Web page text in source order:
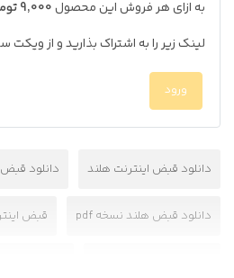
به ازای هر فروش این محصول9,000 تومان
لینک زیر را به اشتراک بذارید و از
ورود
دانلود قبض اینترنت هلند دانلود
دانلود قبض هلند نسخه pdf قبض